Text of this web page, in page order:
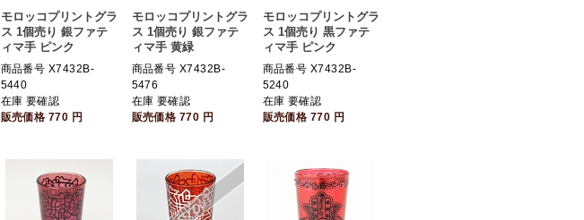
モロッコプリントグラ
ス 1個売り 銀ファテ
ィマ手 ピンク
商品番号 X7432B-
5440
在庫 要確認
販売価格 770 円
モロッコプリントグラ
ス 1個売り 銀ファテ
ィマ手 黄緑
商品番号 X7432B-
5476
在庫 要確認
販売価格 770 円
モロッコプリントグラ
ス 1個売り 黒ファテ
ィマ手 ピンク
商品番号 X7432B-
5240
在庫 要確認
販売価格 770 円